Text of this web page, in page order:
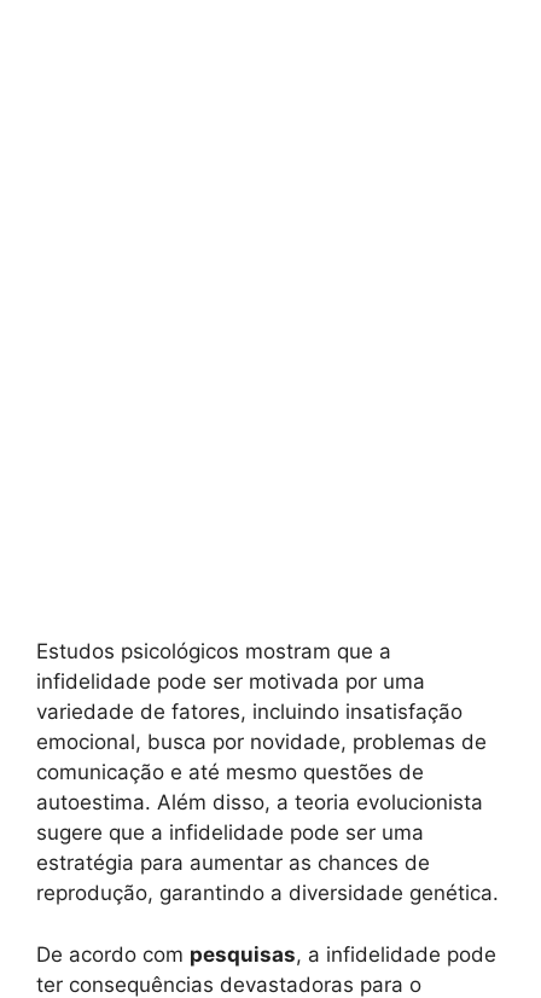
Estudos psicológicos mostram que a
infidelidade pode ser motivada por uma
variedade de fatores, incluindo insatisfação
emocional, busca por novidade, problemas de
comunicação e até mesmo questões de
autoestima. Além disso, a teoria evolucionista
sugere que a infidelidade pode ser uma
estratégia para aumentar as chances de
reprodução, garantindo a diversidade genética.
De acordo com pesquisas, a infidelidade pode
ter consequências devastadoras para o